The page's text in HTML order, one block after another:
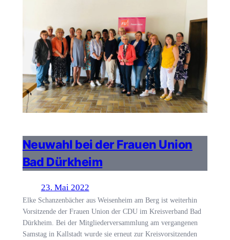
Neuwahl bei der Frauen Union
Bad Dürkheim
23. Mai 2022
Elke Schanzenbächer aus Weisenheim am Berg ist weiterhin
Vorsitzende der Frauen Union der CDU im Kreisverband Bad
Dürkheim. Bei der Mitgliederversammlung am vergangenen
Samstag in Kallstadt wurde sie erneut zur Kreisvorsitzenden